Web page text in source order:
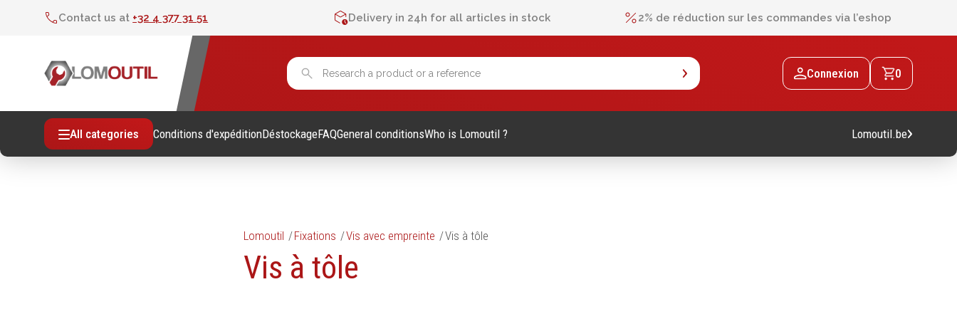
Contact us at +32 4 377 31 51 Delivery in 24h for all articles in stock 2% de réduction sur les commandes via l’eshop
Connexion 0
All categories Conditions d'expéditionDéstockageFAQGeneral conditionsWho is Lomoutil ? Lomoutil.be
Outillage Manuel
Clés
Lomoutil Fixations Vis avec empreinte Vis à tôle
Vis à tôle